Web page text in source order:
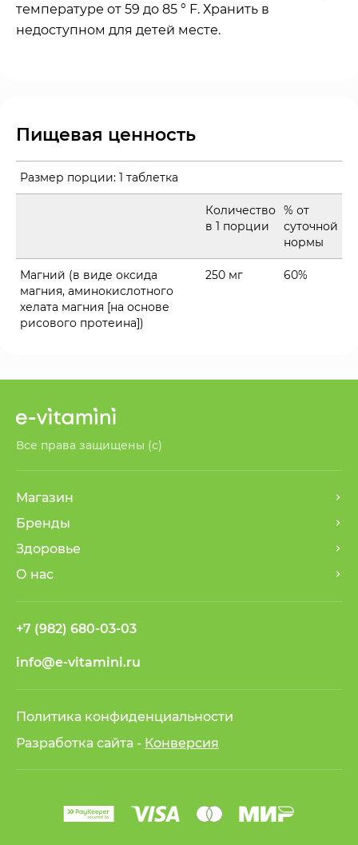
температуре от 59 до 85 ° F. Хранить в
недоступном для детей месте.
Пищевая ценность
Размер порции: 1 таблетка
Количество
в 1 порции
% от
суточной
нормы
Магний (в виде оксида
магния, аминокислотного
хелата магния [на основе
рисового протеина])
250 мг 60%
Все права защищены (с)
Магазин
Бренды
Здоровье
О нас
+7 (982) 680-03-03
info@e-vitamini.ru
Политика конфиденциальности
Разработка сайта - Конверсия